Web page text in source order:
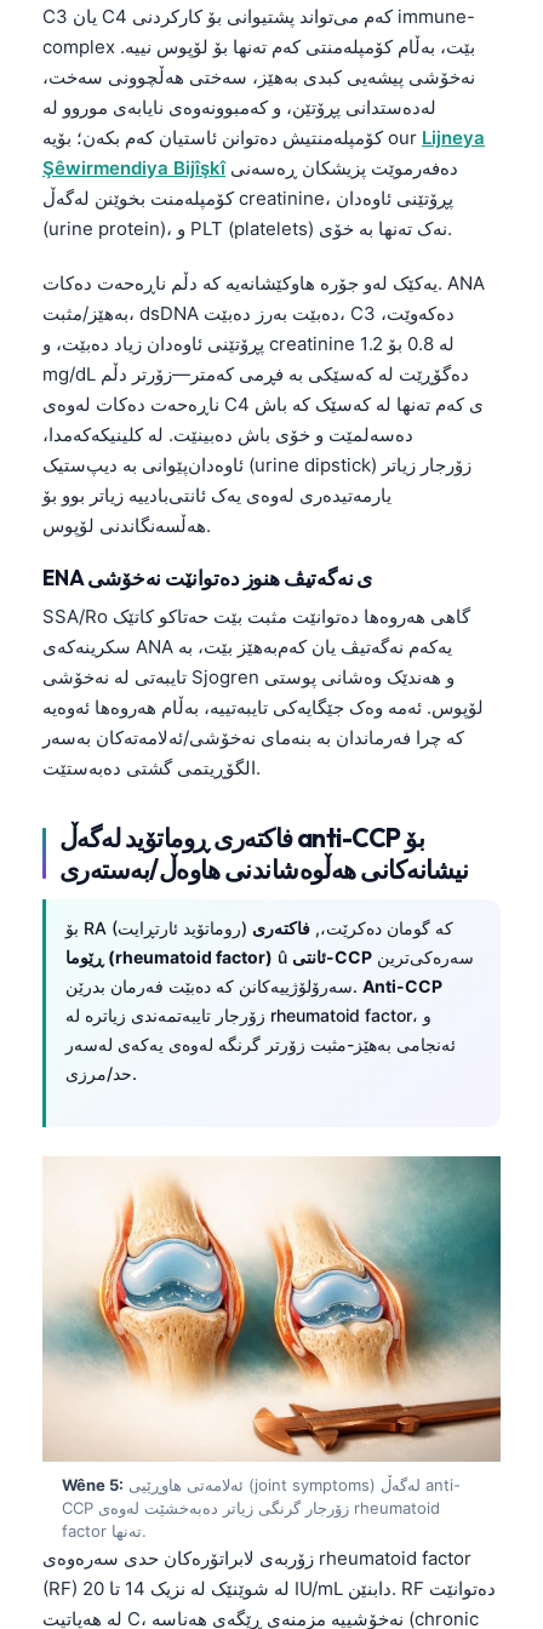
C3 یان C4 کەم می‌تواند پشتیوانی بۆ کارکردنی immune-
complex بێت، بەڵام کۆمپلەمنتی کەم تەنها بۆ لۆپوس نییە.
نەخۆشی پیشەیی کبدی بەهێز، سەختی هەڵچوونی سەخت،
لەدەستدانی پڕۆتێن، و کەمبوونەوەی نایابەی موروو لە
کۆمپلەمنتیش دەتوانن ئاستیان کەم بکەن؛ بۆیە our Lijneya
Şêwirmendiya Bijîşkîدەفەرموێت پزیشکان ڕەسەنی
کۆمپلەمنت بخوێنن لەگەڵ creatinine، پڕۆتێنی ئاوەدان
(urine protein)، و PLT (platelets) نەک تەنها بە خۆی.
یەکێک لەو جۆرە هاوکێشانەیە کە دڵم ناڕەحەت دەکات. ANA
بەهێز/مثبت، dsDNA دەبێت بەرز دەبێت، C3 دەکەوێت،
پڕۆتێنی ئاوەدان زیاد دەبێت، و creatinine لە 0.8 بۆ 1.2
mg/dL دەگۆڕێت لە کەسێکی بە فڕمی کەمتر—زۆرتر دڵم
ناڕەحەت دەکات لەوەی C4 ی کەم تەنها لە کەسێک کە باش
دەسەلمێت و خۆی باش دەبینێت. لە کلینیکەکەمدا،
ئاوەدان‌پێوانی بە دیپ‌ستیک (urine dipstick) زۆرجار زیاتر
یارمەتیدەری لەوەی یەک ئانتی‌بادییە زیاتر بوو بۆ
هەڵسەنگاندنی لۆپوس.
ENA ی نەگەتیڤ هنوز دەتوانێت نەخۆشی
SSA/Ro گاهی هەروەها دەتوانێت مثبت بێت حەتاکو کاتێک
سکرینەکەی ANA یەکەم نەگەتیڤ یان کەم‌بەهێز بێت، بە
تایبەتی لە نەخۆشی Sjogren و هەندێک وەشانی پوستی
لۆپوس. ئەمە وەک جێگایەکی تایبەتییە، بەڵام هەروەها ئەوەیە
کە چرا فەرماندان بە بنەمای نەخۆشی/ئەلامەتەکان بەسەر
الگۆڕیتمی گشتی دەبەستێت.
فاکتەری ڕوماتۆید لەگەڵ anti-CCP بۆ
نیشانەکانی هەڵوەشاندنی هاوەڵ/بەستەری
بۆ RA (روماتۆید ئارتڕایت) کە گومان دەکرێت،, فاکتەری
ڕێوما (rheumatoid factor) û ئانتی-CCP
سەرۆلۆژییەکانن کە دەبێت فەرمان بدرێن. Anti-CCP
زۆرجار تایبەتمەندی زیاترە لە rheumatoid factor، و
ئەنجامی بەهێز-مثبت زۆرتر گرنگە لەوەی یەکەی لەسەر
حد/مرزی.
Wêne 5:
CCP زۆرجار گرنگی زیاتر دەبەخشێت لەوەی rheumatoid
factor تەنها.
زۆربەی لابراتۆرەکان حدی سەرەوەی rheumatoid factor
(RF) لە شوێنێک لە نزیک 14 تا 20 IU/mL دابنێن. RF دەتوانێت
لە هەپاتیت C، نەخۆشییە مزمنەی ڕێگەی هەناسە (chronic
Occitan
العربية المغربية
Afrikaans
Basa Jawa
Cebuano
ئۇيغۇرچە
Кыргызча
Татар теле
Беларуская мова
Ślōnskŏ gŏdka
Norsk bokmål